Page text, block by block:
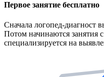
Первое занятие бесплатно
Сначала логопед-диагност
Потом начинаются занятия
специализируется на